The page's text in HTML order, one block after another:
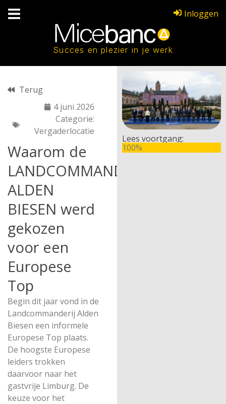
Inloggen
Succes en plezier in je werk
Terug
4 juni 2026
Categorie:
Vergaderlocatie
Waarom de
LANDCOMMANDERIJ
ALDEN
BIESEN werd
gekozen
voor een
Europese
Top
Begin dit jaar vond in de
Landcommanderij Alden
Biesen een informele
Europese Top plaats.
De hoogste Europese
leiders trokken
daarvoor naar het
gastvrije Limburg. De
keuze voor het
Lees voortgang:
100%